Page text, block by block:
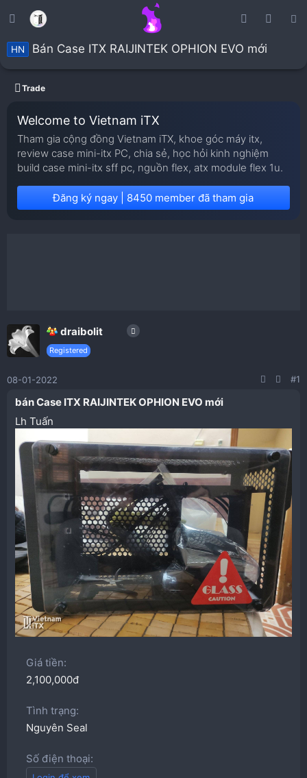
HN Bán Case ITX RAIJINTEK OPHION EVO mới
Trade
Welcome to Vietnam iTX
Tham gia cộng đồng Vietnam iTX, khoe góc máy itx,
review case mini-itx PC, chia sẻ, học hỏi kinh nghiệm
build case mini-itx sff pc, nguồn flex, atx module flex 1u.
Đăng ký ngay | 8450 member đã tham gia
draibolit
Registered
08-01-2022 #1
bán Case ITX RAIJINTEK OPHION EVO mới​
Lh Tuấn
Giá tiền
2,100,000đ
Tình trạng
Nguyên Seal
Số điện thoại